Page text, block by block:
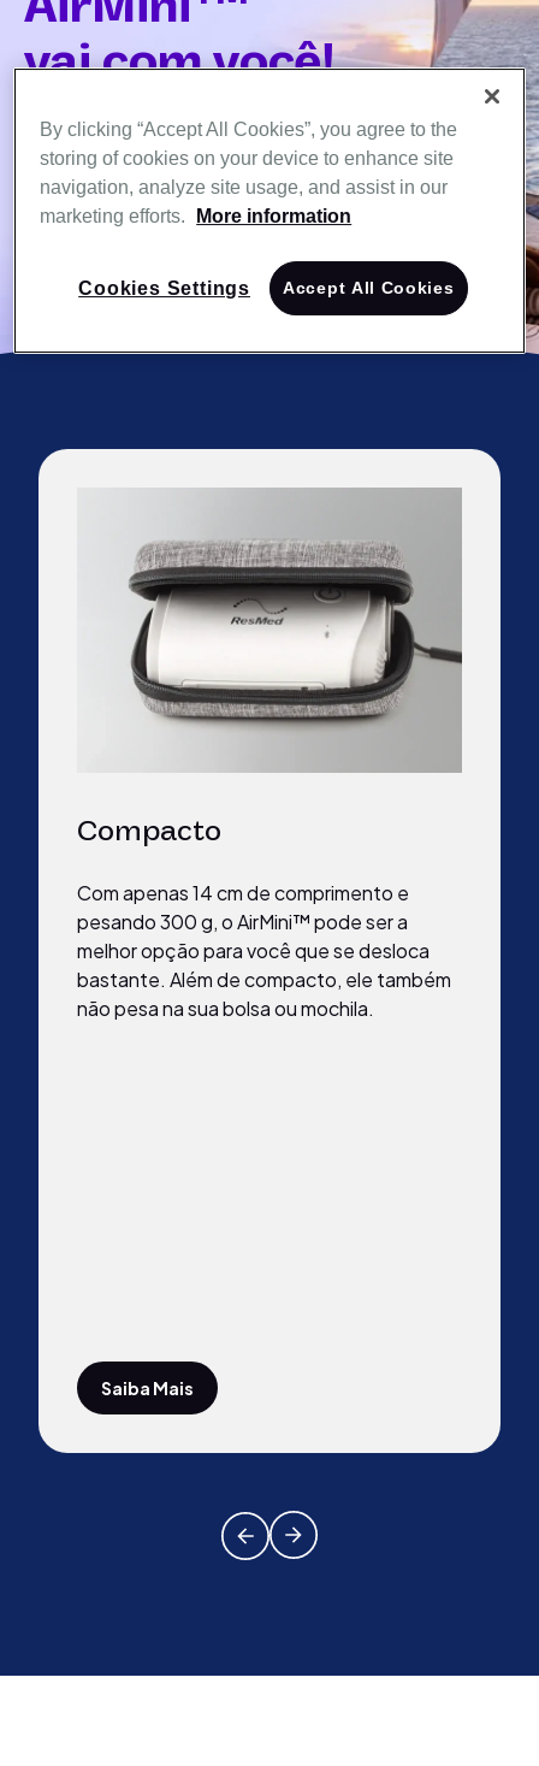
vai com você!
Saiba Mais
Compacto
Com apenas 14 cm de comprimento e
pesando 300 g, o AirMini™ pode ser a
melhor opção para você que se desloca
bastante. Além de compacto, ele também
não pesa na sua bolsa ou mochila.
Saiba Mais
By clicking “Accept All Cookies”, you agree to the
storing of cookies on your device to enhance site
navigation, analyze site usage, and assist in our
marketing efforts.
More information
Cookies Settings Accept All Cookies